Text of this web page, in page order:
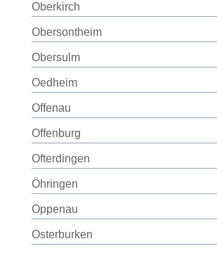
Oberkirch
Obersontheim
Obersulm
Oedheim
Offenau
Offenburg
Ofterdingen
Öhringen
Oppenau
Osterburken